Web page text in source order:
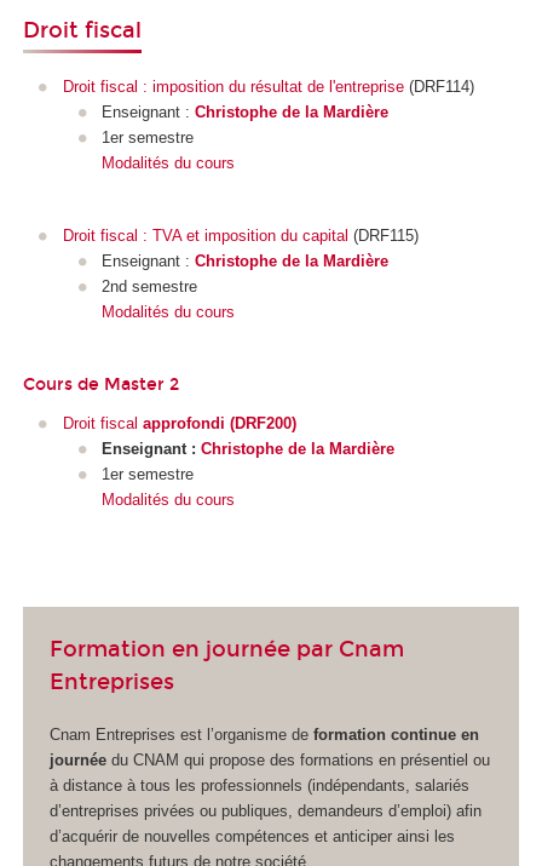
Droit fiscal
Droit fiscal : imposition du résultat de l'entreprise(DRF114)
Enseignant : Christophe de la Mardière
1er semestre
Modalités du cours
Droit fiscal : TVA et imposition du capital (DRF115)
Enseignant : Christophe de la Mardière
2nd semestre
Modalités du cours
Cours de Master 2
Droit fiscal approfondi (DRF200)
Enseignant : Christophe de la Mardière
1er semestre
Modalités du cours
Formation en journée par Cnam
Entreprises
Cnam Entreprises est l’organisme deformation continue en
journée du CNAM qui propose des formations en présentiel ou
à distance à tous les professionnels (indépendants, salariés
d’entreprises privées ou publiques, demandeurs d’emploi) afin
d’acquérir de nouvelles compétences et anticiper ainsi les
changements futurs de notre société.